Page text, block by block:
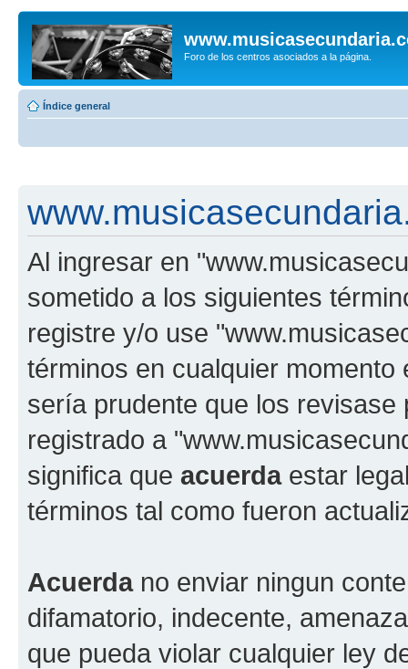
Foro de los centros asociados a la página.
Índice general
Al ingresar en
sometido a los siguientes
registre y/o use
términos en cualquier
sería prudente que los
registrado a
significa que acuerdaestar
términos tal como fueron
Acuerdano enviar ningun
difamatorio, indecente,
que pueda violar cualquier ley